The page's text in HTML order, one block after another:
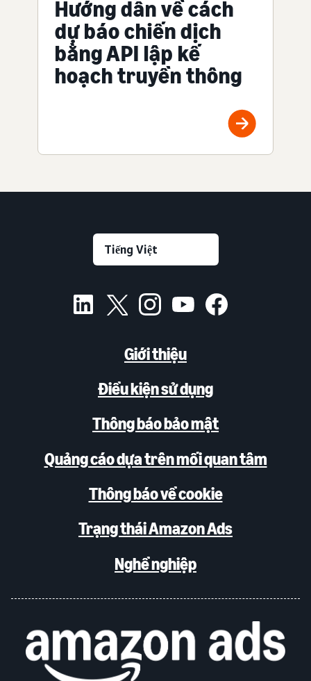
Hướng dẫn về cách
dự báo chiến dịch
bằng API lập kế
hoạch truyền thông
Giới thiệu
Điều kiện sử dụng
Thông báo bảo mật
Quảng cáo dựa trên mối quan tâm
Thông báo về cookie
Trạng thái Amazon Ads
Nghề nghiệp